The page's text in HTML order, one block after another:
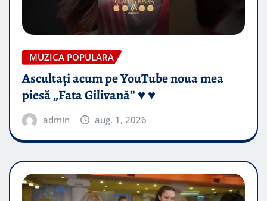
MUZICA POPULARA
Ascultați acum pe YouTube noua mea
piesă „Fata Gilivană” ♥️ ♥️
admin aug. 1, 2026